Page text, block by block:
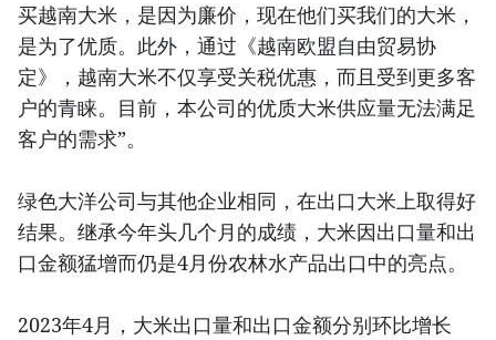
买越南大米，是因为廉价，现在他们买我们的大米，
是为了优质。此外，通过《越南欧盟自由贸易协
定》，越南大米不仅享受关税优惠，而且受到更多客
户的青睐。目前，本公司的优质大米供应量无法满足
客户的需求”。
绿色大洋公司与其他企业相同，在出口大米上取得好
结果。继承今年头几个月的成绩，大米因出口量和出
口金额猛增而仍是4月份农林水产品出口中的亮点。
2023年4月，大米出口量和出口金额分别环比增长